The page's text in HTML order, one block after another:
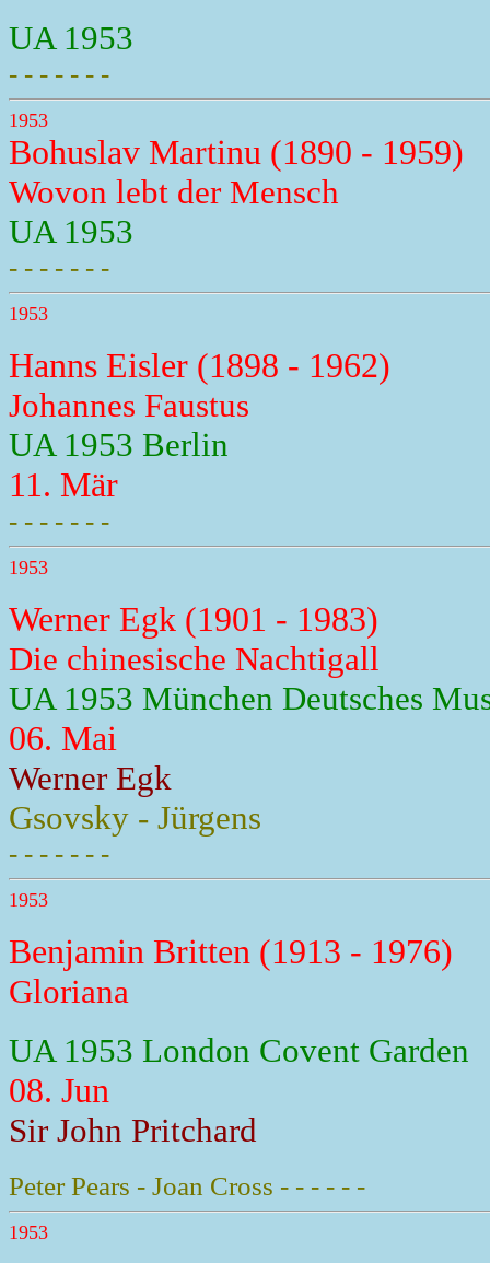
UA 1953
- - - - - - -
1953
Bohuslav Martinu (1890 - 1959)
Wovon lebt der Mensch
UA 1953
- - - - - - -
1953
Hanns Eisler (1898 - 1962)
Johannes Faustus
UA 1953 Berlin
11. Mär
- - - - - - -
1953
Werner Egk (1901 - 1983)
Die chinesische Nachtigall
UA 1953 München Deutsches
06. Mai
Werner Egk
Gsovsky - Jürgens
- - - - - - -
1953
Benjamin Britten (1913 - 1976)
Gloriana
UA 1953 London Covent Garden
08. Jun
Sir John Pritchard
Peter Pears - Joan Cross - - - - - -
1953